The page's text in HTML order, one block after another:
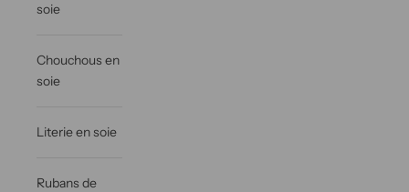
soie
Chouchous en
soie
Literie en soie
Rubans de